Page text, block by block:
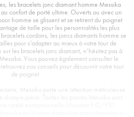
les bracelets jonc diamant homme Messika
confort de porté ultime. Ouverts ou avec un
homme se glissent et se retirent du poignet
de taille pour les personnalités les plus
cordons, les joncs diamants homme se
pour s’adapter au mieux à votre tour de
les bracelets jonc diamant, n’hésitez pas à
Vous pouvez également consulter le
nos conseils pour découvrir votre tour
de poignet.
Messika porte une attention méticuleuse